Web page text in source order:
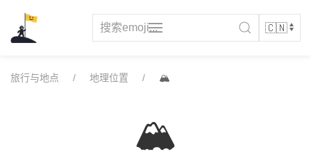
content
旅行与地点 地理位置 🏔️
🏔️